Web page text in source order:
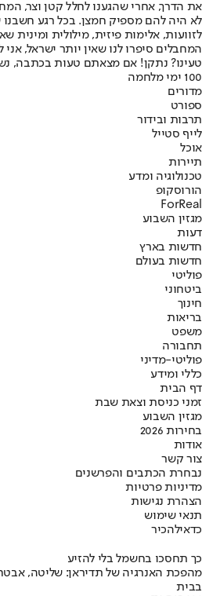
את הדרך, אחרי שהגענו לחלל קטן וצר,
לא היה להם מספיק חמצן. בכל רגע חשבנו
לזוועות, אלימות פיזית, מילולית ומינית
המחבלים סיפרו לנו שאין יותר ישראל,
טעינו? נתקן! אם מצאתם טעות בכתבה,
100 ימי מלחמה
מדורים
ספורט
תרבות ובידור
לייף סטייל
אוכל
תיירות
טכנולוגיה ומדע
הורוסקופ
ForReal
מגזין השבוע
דעות
חדשות בארץ
חדשות בעולם
פוליטי
ביטחוני
חינוך
בריאות
משפט
תחבורה
פוליטי-מדיני
כללי ומידע
דף הבית
זמני כניסת וצאת שבת
מגזין השבוע
בחירות 2026
אודות
צור קשר
נבחרת הכתבים והפרשנים
מדיניות פרטיות
הצהרת נגישות
תנאי שימוש
כדאילהכיר
כך תחסכו בחשמל בלי להזיע
מהפכת האנרגיה של תדיראן: שליטה,
בבית